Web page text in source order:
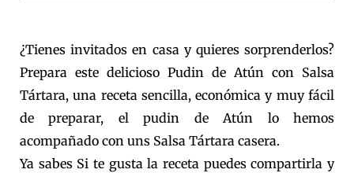
¿Tienes invitados en casa y quieres sorprenderlos?
Prepara este delicioso Pudin de Atún con Salsa
Tártara, una receta sencilla, económica y muy fácil
de preparar, el pudin de Atún lo hemos
acompañado con uns Salsa Tártara casera.
Ya sabes Si te gusta la receta puedes compartirla y